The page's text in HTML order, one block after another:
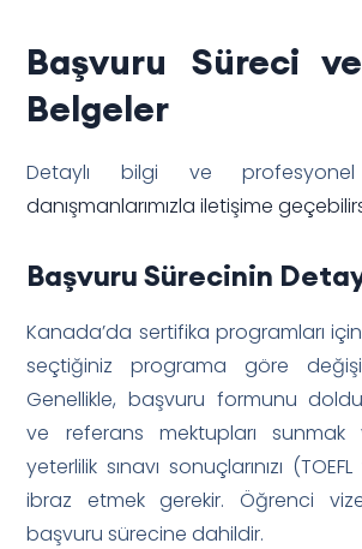
Başvuru Süreci
Belgeler
Detaylı bilgi ve
danışmanlarımızla iletişime
Başvuru Sürecinin
Kanada’da sertifika programları
seçtiğiniz programa göre
Genellikle, başvuru formunu
ve referans mektupları
yeterlilik sınavı sonuçlarınızı
ibraz etmek gerekir. Öğrenci
başvuru sürecine dahildir.